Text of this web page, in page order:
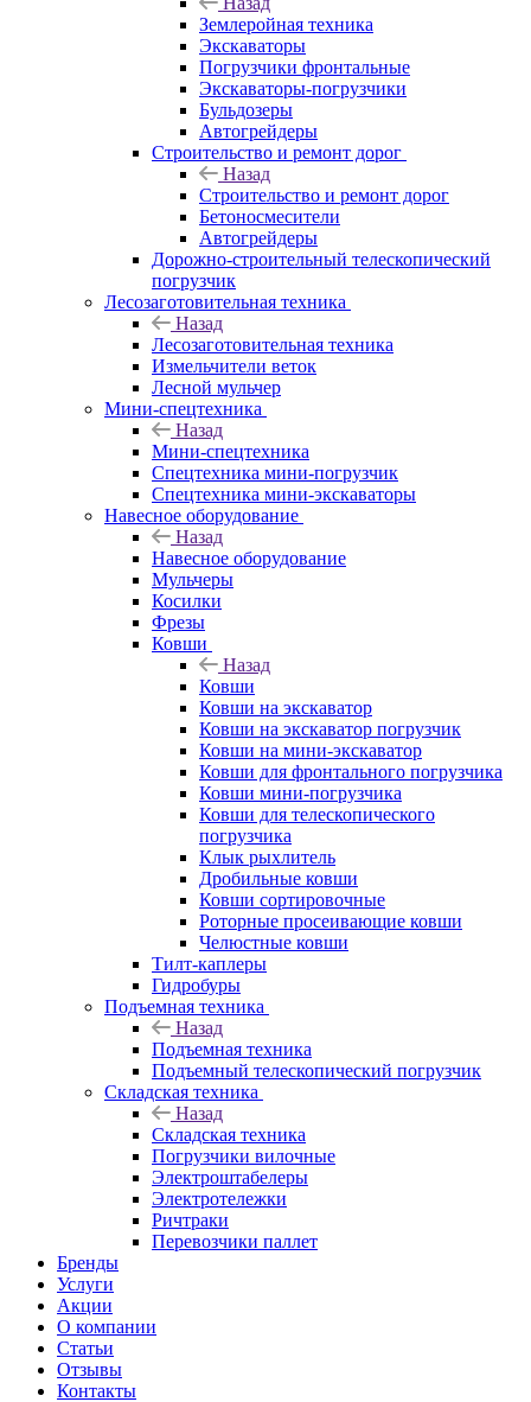
Землеройная техника
Экскаваторы
Погрузчики фронтальные
Экскаваторы-погрузчики
Бульдозеры
Автогрейдеры
Строительство и ремонт дорог
Назад
Строительство и ремонт дорог
Бетоносмесители
Автогрейдеры
Дорожно-строительный телескопический
погрузчик
Лесозаготовительная техника
Назад
Лесозаготовительная техника
Измельчители веток
Лесной мульчер
Мини-спецтехника
Назад
Мини-спецтехника
Спецтехника мини-погрузчик
Спецтехника мини-экскаваторы
Навесное оборудование
Назад
Навесное оборудование
Мульчеры
Косилки
Фрезы
Ковши
Назад
Ковши
Ковши на экскаватор
Ковши на экскаватор погрузчик
Ковши на мини-экскаватор
Ковши для фронтального погрузчика
Ковши мини-погрузчика
Ковши для телескопического
погрузчика
Клык рыхлитель
Дробильные ковши
Ковши сортировочные
Роторные просеивающие ковши
Челюстные ковши
Тилт-каплеры
Гидробуры
Подъемная техника
Назад
Подъемная техника
Подъемный телескопический погрузчик
Складская техника
Назад
Складская техника
Погрузчики вилочные
Электроштабелеры
Электротележки
Ричтраки
Перевозчики паллет
Бренды
Услуги
Акции
О компании
Статьи
Отзывы
Контакты